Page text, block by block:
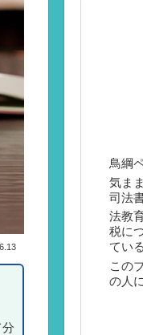
鳥綱
気ま
司法
法教
税に
ている
この
の人